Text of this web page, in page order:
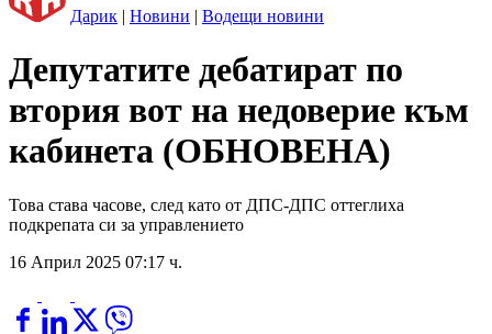
Дарик | Новини | Водещи новини
Депутатите дебатират по
втория вот на недоверие към
кабинета (ОБНОВЕНА)
Това става часове, след като от ДПС-ДПС оттеглиха
подкрепата си за управлението
16 Април 2025 07:17 ч.